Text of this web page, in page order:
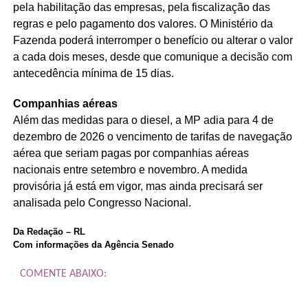
pela habilitação das empresas, pela fiscalização das
regras e pelo pagamento dos valores. O Ministério da
Fazenda poderá interromper o benefício ou alterar o valor
a cada dois meses, desde que comunique a decisão com
antecedência mínima de 15 dias.
Companhias aéreas
Além das medidas para o diesel, a MP adia para 4 de
dezembro de 2026 o vencimento de tarifas de navegação
aérea que seriam pagas por companhias aéreas
nacionais entre setembro e novembro. A medida
provisória já está em vigor, mas ainda precisará ser
analisada pelo Congresso Nacional.
Da Redação – RL
Com informações da Agência Senado
COMENTE ABAIXO: